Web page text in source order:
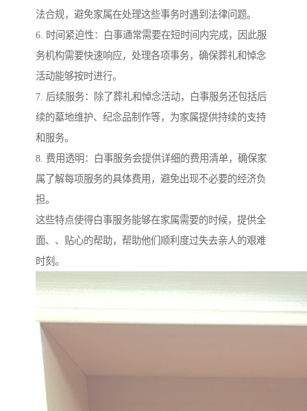
法合规，避免家属在处理这些事务时遇到法律问题。
6. 时间紧迫性：白事通常需要在短时间内完成，因此服
务机构需要快速响应，处理各项事务，确保葬礼和悼念
活动能够按时进行。
7. 后续服务：除了葬礼和悼念活动，白事服务还包括后
续的墓地维护、纪念品制作等，为家属提供持续的支持
和服务。
8. 费用透明：白事服务会提供详细的费用清单，确保家
属了解每项服务的具体费用，避免出现不必要的经济负
担。
这些特点使得白事服务能够在家属需要的时候，提供全
面、、贴心的帮助，帮助他们顺利度过失去亲人的艰难
时刻。